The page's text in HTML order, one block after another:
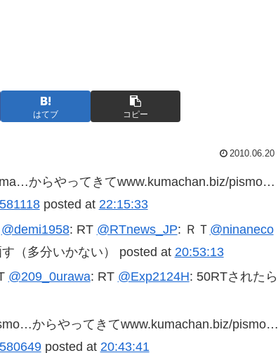
はてブ コピー
2010.06.20
からやってきてwww.kumachan.biz/pismo…
posted at 22:15:33
@demi1958: RT @RTnews_JP: ＲＴ @ninaneco
（多分いかない） posted at 20:53:13
@209_0urawa: RT @Exp2124H: 50RTされたら
からやってきてwww.kumachan.biz/pismo…
posted at 20:43:41